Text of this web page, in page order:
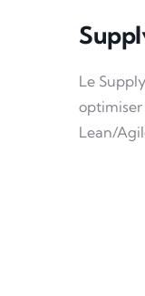
Le
optimiser
Lean/